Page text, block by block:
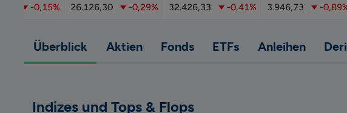
-0,15% 26.126,30 -0,29% 32.426,33 -0,41% 3.946,73 -0,89%
Überblick Aktien Fonds ETFs Anleihen
Indizes und Tops & Flops